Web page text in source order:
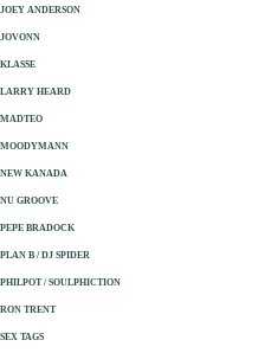
JOEY ANDERSON
JOVONN
KLASSE
LARRY HEARD
MADTEO
MOODYMANN
NEW KANADA
NU GROOVE
PEPE BRADOCK
PLAN B / DJ SPIDER
PHILPOT / SOULPHICTION
RON TRENT
SEX TAGS